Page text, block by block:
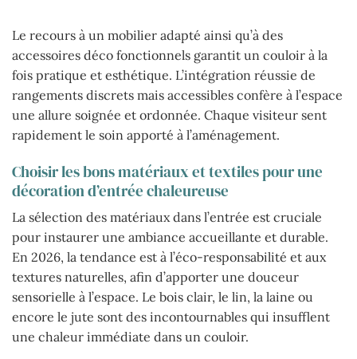
Le recours à un mobilier adapté ainsi qu’à des
accessoires déco fonctionnels garantit un couloir à la
fois pratique et esthétique. L’intégration réussie de
rangements discrets mais accessibles confère à l’espace
une allure soignée et ordonnée. Chaque visiteur sent
rapidement le soin apporté à l’aménagement.
Choisir les bons matériaux et textiles pour une
décoration d’entrée chaleureuse
La sélection des matériaux dans l’entrée est cruciale
pour instaurer une ambiance accueillante et durable.
En 2026, la tendance est à l’éco-responsabilité et aux
textures naturelles, afin d’apporter une douceur
sensorielle à l’espace. Le bois clair, le lin, la laine ou
encore le jute sont des incontournables qui insufflent
une chaleur immédiate dans un couloir.